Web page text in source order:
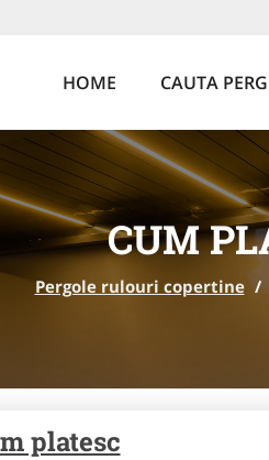
HOME CAUTA
CUM
Pergole rulouri copertine /
platesc